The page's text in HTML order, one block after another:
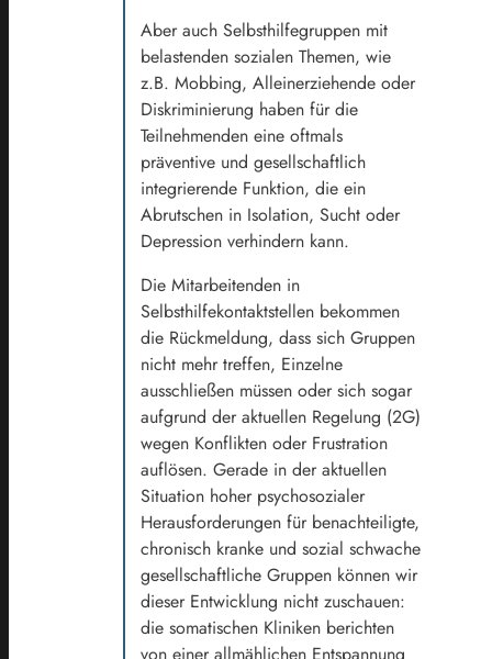
Aber auch Selbsthilfegruppen mit
belastenden sozialen Themen, wie
z.B. Mobbing, Alleinerziehende oder
Diskriminierung haben für die
Teilnehmenden eine oftmals
präventive und gesellschaftlich
integrierende Funktion, die ein
Abrutschen in Isolation, Sucht oder
Depression verhindern kann.
Die Mitarbeitenden in
Selbsthilfekontaktstellen bekommen
die Rückmeldung, dass sich Gruppen
nicht mehr treffen, Einzelne
ausschließen müssen oder sich sogar
aufgrund der aktuellen Regelung (2G)
wegen Konflikten oder Frustration
auflösen. Gerade in der aktuellen
Situation hoher psychosozialer
Herausforderungen für benachteiligte,
chronisch kranke und sozial schwache
gesellschaftliche Gruppen können wir
dieser Entwicklung nicht zuschauen:
die somatischen Kliniken berichten
von einer allmählichen Entspannung